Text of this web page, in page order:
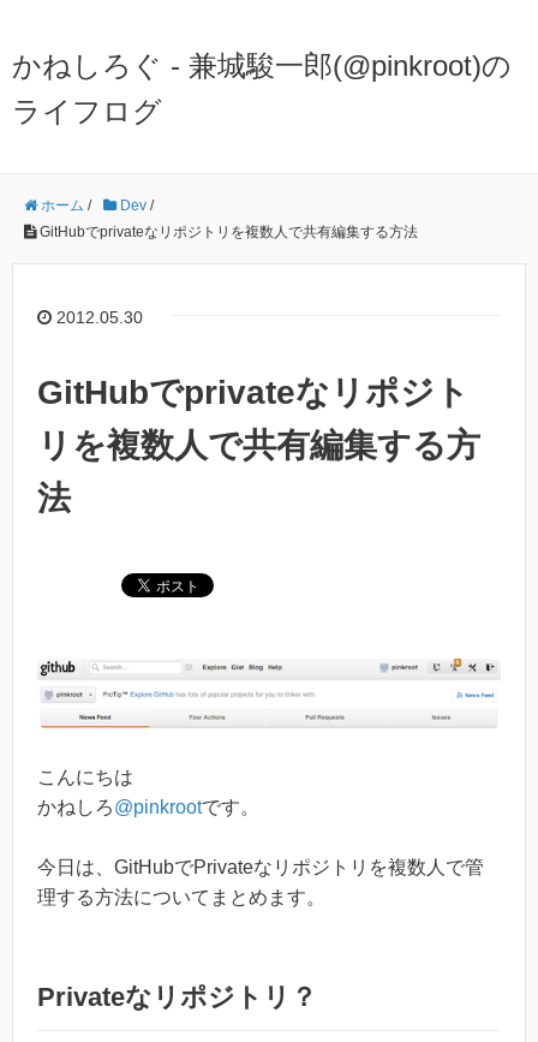
かねしろぐ - 兼城駿一郎(@pinkroot)の
ライフログ
ホーム / Dev /
GitHubでprivateなリポジトリを複数人で共有編集する方法
2012.05.30
GitHubでprivateなリポジト
リを複数人で共有編集する方
法
こんにちは
かねしろ@pinkrootです。
今日は、GitHubでPrivateなリポジトリを複数人で管
理する方法についてまとめます。
Privateなリポジトリ？